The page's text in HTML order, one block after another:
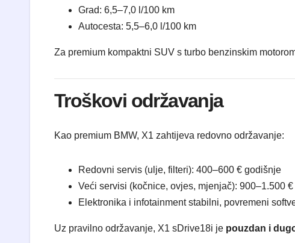
Grad: 6,5–7,0 l/100 km
Autocesta: 5,5–6,0 l/100 km
Za premium kompaktni SUV s turbo benzinskim
Troškovi održavanja
Kao premium BMW, X1 zahtijeva redovno održavanje:
Redovni servis (ulje, filteri): 400–600 € godišnje
Veći servisi (kočnice, ovjes, mjenjač): 900–1.500 €
Elektronika i infotainment stabilni, povremeni
Uz pravilno održavanje, X1 sDrive18i je pouzdan i